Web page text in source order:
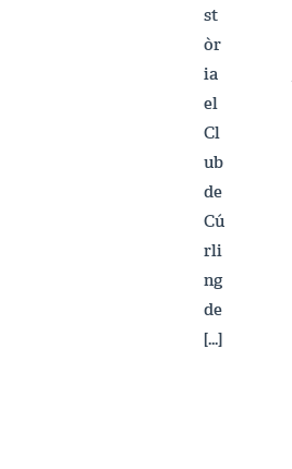
st
òr
ia
el
Cl
ub
de
Cú
rli
ng
de
[…]